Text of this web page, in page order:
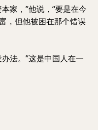
家，”他说，“要是在今
，但他被困在那个错误
法。”这是中国人在一